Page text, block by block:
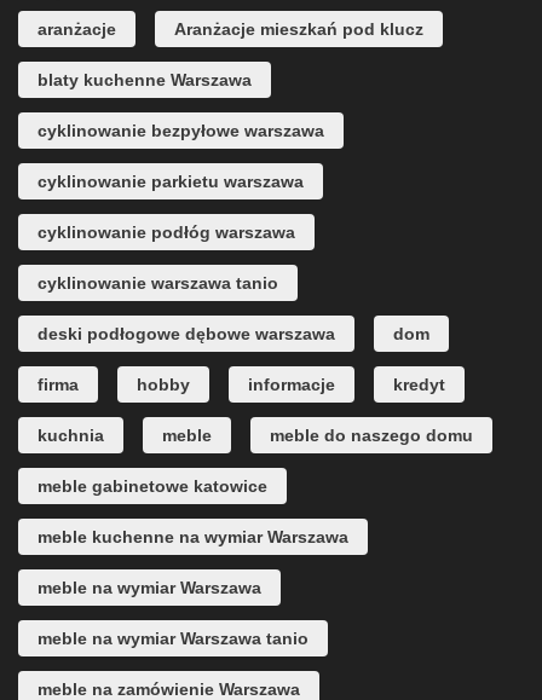
aranżacje Aranżacje mieszkań pod klucz
blaty kuchenne Warszawa
cyklinowanie bezpyłowe warszawa
cyklinowanie parkietu warszawa
cyklinowanie podłóg warszawa
cyklinowanie warszawa tanio
deski podłogowe dębowe warszawa dom
firma hobby informacje kredyt
kuchnia meble meble do naszego domu
meble gabinetowe katowice
meble kuchenne na wymiar Warszawa
meble na wymiar Warszawa
meble na wymiar Warszawa tanio
meble na zamówienie Warszawa